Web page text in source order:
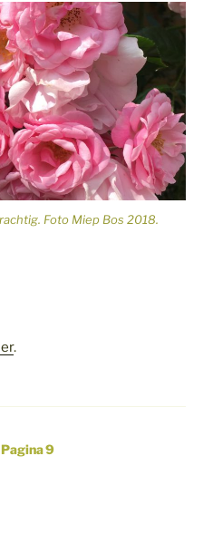
Foto Miep Bos 2018.
.
Pagina9